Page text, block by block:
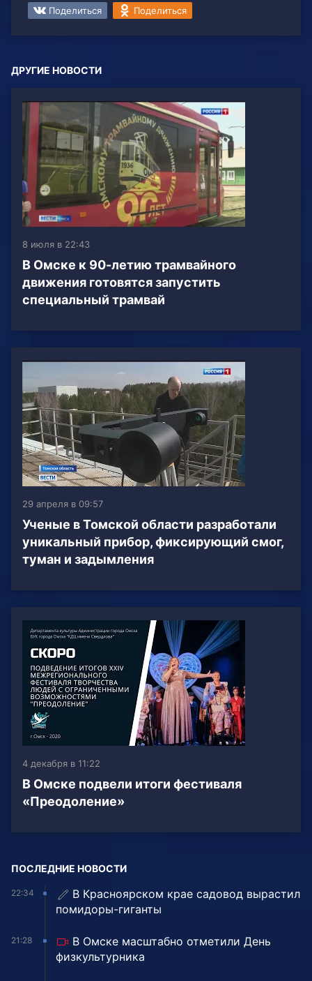
Поделиться Поделиться
ДРУГИЕ НОВОСТИ
8 июля в 22:43
В Омске к 90-летию трамвайного
движения готовятся запустить
специальный трамвай
29 апреля в 09:57
Ученые в Томской области разработали
уникальный прибор, фиксирующий смог,
туман и задымления
4 декабря в 11:22
В Омске подвели итоги фестиваля
«Преодоление»
ПОСЛЕДНИЕ НОВОСТИ
22:34
В Красноярском крае садовод вырастил
помидоры-гиганты
21:28
В Омске масштабно отметили День
физкультурника